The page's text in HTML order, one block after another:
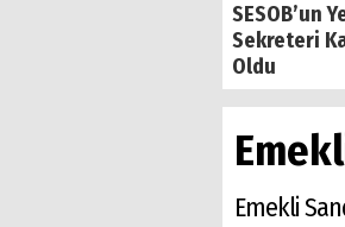
SESOB’un
Sekreteri
Oldu
Emekli